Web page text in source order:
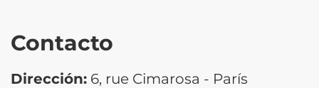
Contacto
Dirección: 6, rue Cimarosa - París